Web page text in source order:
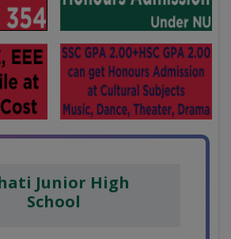
Junior High
School